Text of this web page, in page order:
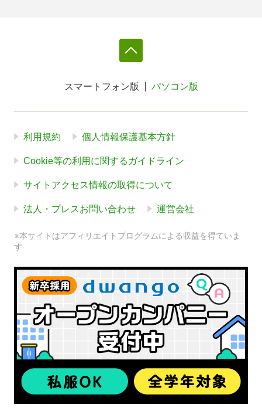
スマートフォン版 パソコン版
利用規約 個人情報保護基本方針
Cookie等の利用に関するガイドライン
サイトアクセス情報の取得について
法人・プレスお問い合わせ 運営会社
※本サイトはアフィリエイトプログラムによる収益を得ていま
す